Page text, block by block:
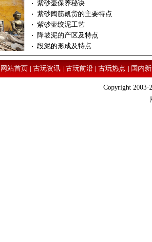
紫砂壶保养秘诀
紫砂陶筋瓤货的主要特点
紫砂壶绞泥工艺
降坡泥的产区及特点
段泥的形成及特点
网站首页|古玩资讯|古玩前沿|古玩热点|国内
Copyright 2003-